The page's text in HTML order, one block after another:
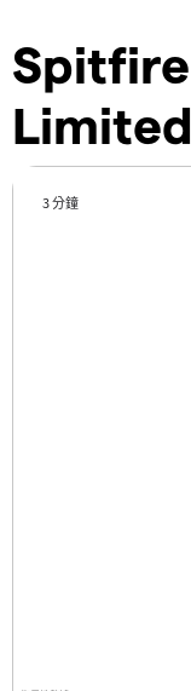
3 分鐘